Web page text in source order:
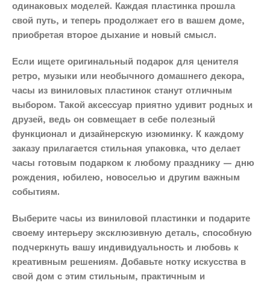
одинаковых моделей. Каждая пластинка прошла
свой путь, и теперь продолжает его в вашем доме,
приобретая второе дыхание и новый смысл.
Если ищете оригинальный подарок для ценителя
ретро, музыки или необычного домашнего декора,
часы из виниловых пластинок станут отличным
выбором. Такой аксессуар приятно удивит родных и
друзей, ведь он совмещает в себе полезный
функционал и дизайнерскую изюминку. К каждому
заказу прилагается стильная упаковка, что делает
часы готовым подарком к любому празднику — дню
рождения, юбилею, новоселью и другим важным
событиям.
Выберите часы из виниловой пластинки и подарите
своему интерьеру эксклюзивную деталь, способную
подчеркнуть вашу индивидуальность и любовь к
креативным решениям. Добавьте нотку искусства в
свой дом с этим стильным, практичным и